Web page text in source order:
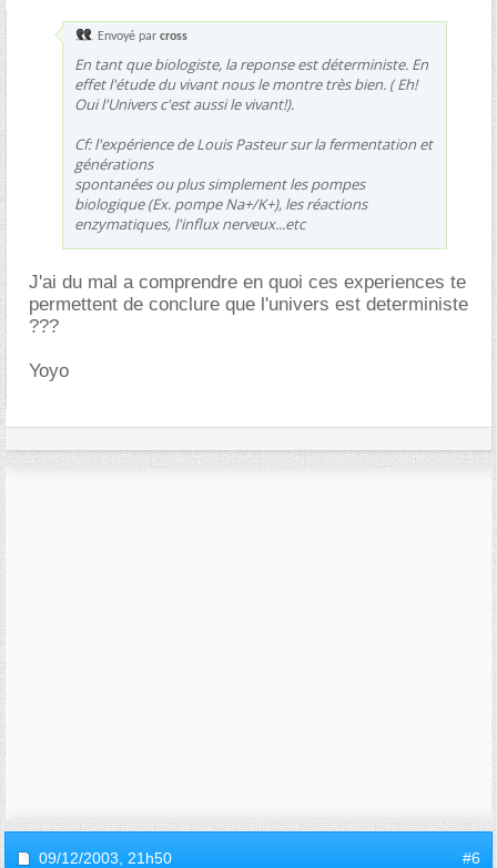
Envoyé par cross
En tant que biologiste, la reponse est déterministe. En
effet l'étude du vivant nous le montre très bien. ( Eh!
Oui l'Univers c'est aussi le vivant!).
Cf: l'expérience de Louis Pasteur sur la fermentation et
générations
spontanées ou plus simplement les pompes
biologique (Ex. pompe Na+/K+), les réactions
enzymatiques, l'influx nerveux...etc
J'ai du mal a comprendre en quoi ces experiences te
permettent de conclure que l'univers est deterministe
???
Yoyo
09/12/2003, 21h50 #6